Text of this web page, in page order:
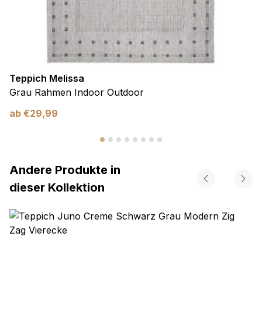
Teppich Melissa
Grau Rahmen Indoor Outdoor
ab €29,99
Andere Produkte in
dieser Kollektion